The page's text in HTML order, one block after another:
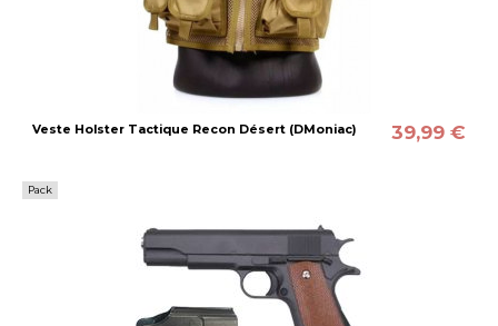
Veste Holster Tactique Recon Désert (DMoniac) 39,99 €
Pack